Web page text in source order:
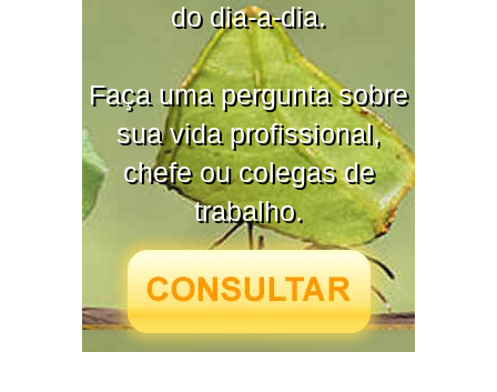
do dia-a-dia.
Faça uma pergunta sobre
sua vida profissional,
chefe ou colegas de
trabalho.